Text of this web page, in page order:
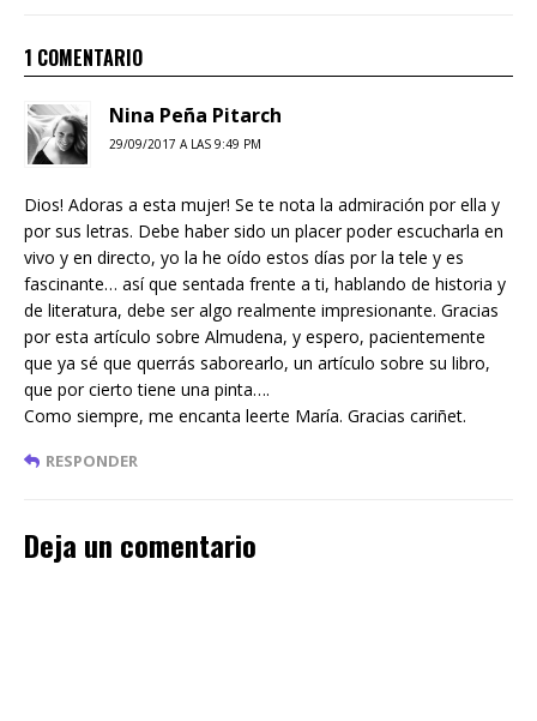
1 COMENTARIO
Nina Peña Pitarch
29/09/2017 A LAS 9:49 PM
Dios! Adoras a esta mujer! Se te nota la admiración por ella y
por sus letras. Debe haber sido un placer poder escucharla en
vivo y en directo, yo la he oído estos días por la tele y es
fascinante… así que sentada frente a ti, hablando de historia y
de literatura, debe ser algo realmente impresionante. Gracias
por esta artículo sobre Almudena, y espero, pacientemente
que ya sé que querrás saborearlo, un artículo sobre su libro,
que por cierto tiene una pinta….
Como siempre, me encanta leerte María. Gracias cariñet.
RESPONDER
Deja un comentario